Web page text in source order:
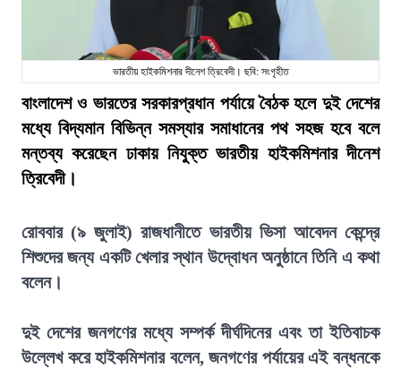
ভারতীয় হাইকমিশনার দীনেশ ত্রিবেদী। ছবি: সংগৃহীত
বাংলাদেশ ও ভারতের সরকারপ্রধান পর্যায়ে বৈঠক হলে দুই দেশের
মধ্যে বিদ্যমান বিভিন্ন সমস্যার সমাধানের পথ সহজ হবে বলে
মন্তব্য করেছেন ঢাকায় নিযুক্ত ভারতীয় হাইকমিশনার দীনেশ
ত্রিবেদী।
রোববার (৯ জুলাই) রাজধানীতে ভারতীয় ভিসা আবেদন কেন্দ্রে
শিশুদের জন্য একটি খেলার স্থান উদ্বোধন অনুষ্ঠানে তিনি এ কথা
বলেন।
দুই দেশের জনগণের মধ্যে সম্পর্ক দীর্ঘদিনের এবং তা ইতিবাচক
উল্লেখ করে হাইকমিশনার বলেন, জনগণের পর্যায়ের এই বন্ধনকে